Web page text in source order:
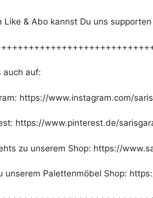
Like & Abo kannst Du uns
auch auf:
https://www.instagram.com/
https://www.pinterest.de/
zu unserem Shop: https://
unserem Palettenmöbel Shop: